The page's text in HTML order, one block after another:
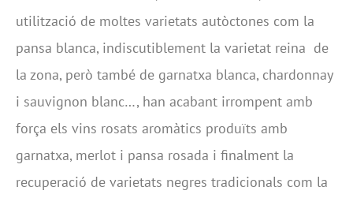
utilització de moltes varietats autòctones com la
pansa blanca, indiscutiblement la varietat reina de
la zona, però també de garnatxa blanca, chardonnay
i sauvignon blanc…, han acabant irrompent amb
força els vins rosats aromàtics produïts amb
garnatxa, merlot i pansa rosada i finalment la
recuperació de varietats negres tradicionals com la